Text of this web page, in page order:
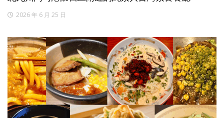
2026 年 6 月 25 日